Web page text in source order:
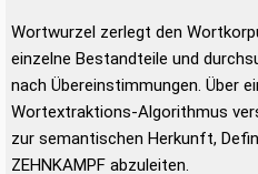
Wortwurzel zerlegt den
einzelne Bestandteile und
nach Übereinstimmungen. Über
Wortextraktions-Algorithmus
zur semantischen Herkunft,
ZEHNKAMPF abzuleiten.